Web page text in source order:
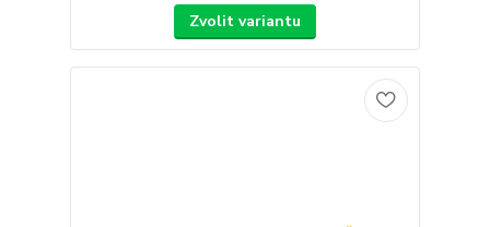
Zvolit variantu